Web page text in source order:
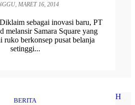
MARET 16, 2014
sebagai inovasi baru, PT
melansir Samara Square yang
ruko berkonsep pusat belanja
setinggi...
BERITA